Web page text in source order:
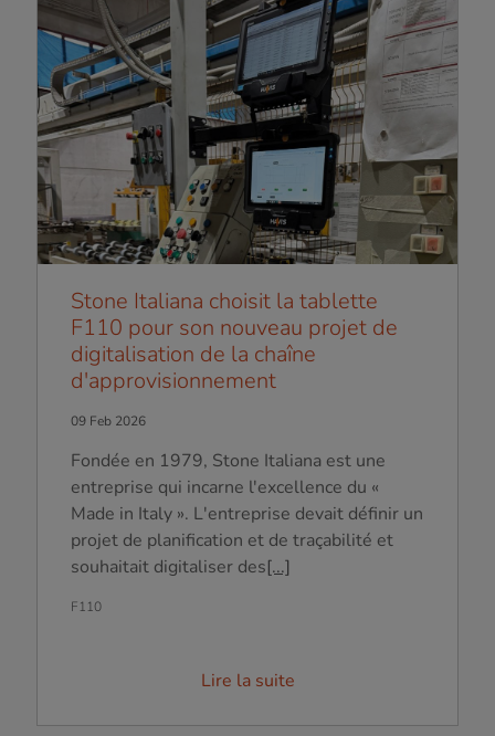
Stone Italiana choisit la tablette
F110 pour son nouveau projet de
digitalisation de la chaîne
d'approvisionnement
09 Feb 2026
Fondée en 1979, Stone Italiana est une
entreprise qui incarne l'excellence du «
Made in Italy ». L'entreprise devait définir un
projet de planification et de traçabilité et
souhaitait digitaliser des[...]
F110
Lire la suite